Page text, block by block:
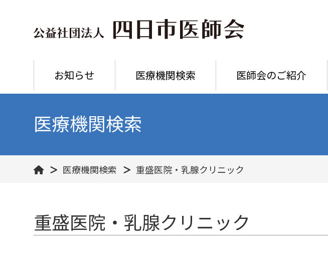
お知らせ 医療機関検索 医師会のご紹介
医療機関検索
医療機関検索 重盛医院・乳腺クリニック
重盛医院・乳腺クリニック